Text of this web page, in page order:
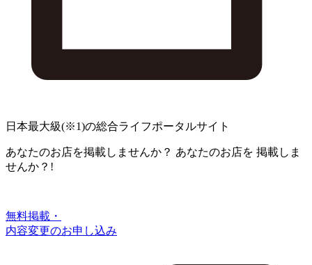
日本最大級(※1)の総合ライフポータルサイト
あなたのお店を掲載しませんか？ あなたのお店を 掲載しま
せんか？!
無料掲載・
内容変更のお申し込み